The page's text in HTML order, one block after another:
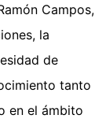
Campos,
la
de
tanto
en el ámbito